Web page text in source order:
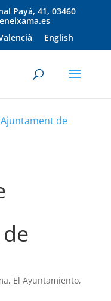
Payà, 41, 03460
English
de
, El Ayuntamiento,